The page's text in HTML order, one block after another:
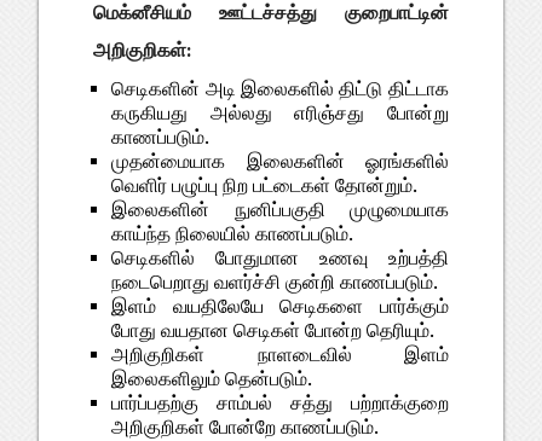
மெக்னீசியம் ஊட்டச்சத்து குறைபாட்டின்
அறிகுறிகள்:
செடிகளின் அடி இலைகளில் திட்டு திட்டாக
கருகியது அல்லது எரிஞ்சது போன்று
காணப்படும்.
முதன்மையாக இலைகளின் ஓரங்களில்
வெளிர் பழுப்பு நிற பட்டைகள் தோன்றும்.
இலைகளின் நுனிப்பகுதி முழுமையாக
காய்ந்த நிலையில் காணப்படும்.
செடிகளில் போதுமான உணவு உற்பத்தி
நடைபெறாது வளர்ச்சி குன்றி காணப்படும்.
இளம் வயதிலேயே செடிகளை பார்க்கும்
போது வயதான செடிகள் போன்ற தெரியும்.
அறிகுறிகள் நாளடைவில் இளம்
இலைகளிலும் தென்படும்.
பார்ப்பதற்கு சாம்பல் சத்து பற்றாக்குறை
அறிகுறிகள் போன்றே காணப்படும்.